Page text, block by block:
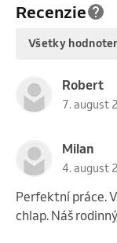
Recenzie
Všetky
Robert
7. august
Milan
4. august
Perfektní práce.
chlap. Náš